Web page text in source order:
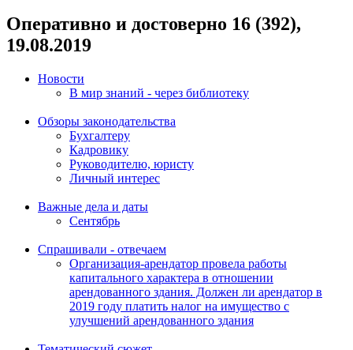
Оперативно и достоверно 16 (392),
19.08.2019
Новости
В мир знаний - через библиотеку
Обзоры законодательства
Бухгалтеру
Кадровику
Руководителю, юристу
Личный интерес
Важные дела и даты
Сентябрь
Спрашивали - отвечаем
Организация-арендатор провела работы
капитального характера в отношении
арендованного здания. Должен ли арендатор в
2019 году платить налог на имущество с
улучшений арендованного здания